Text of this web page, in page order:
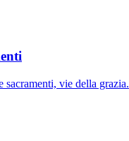
sacramenti, vie della grazia.